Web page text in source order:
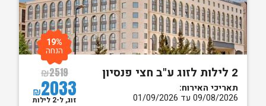
2 לילות לזוג ע"ב חצי פנסיון
תאריכי האירוח:
09/08/2026 עד 01/09/2026
₪2519
₪2033
19%
הנחה
זוג, ל-2 לילות